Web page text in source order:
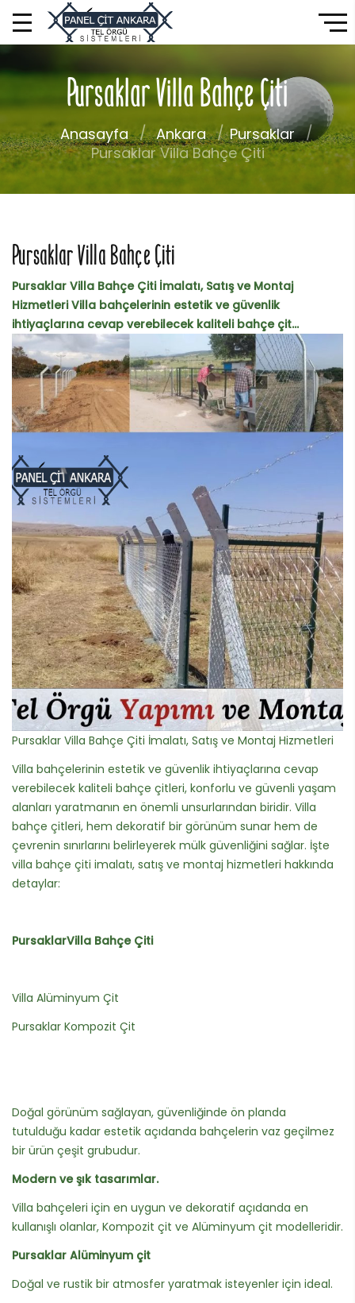
Pursaklar Villa Bahçe Çiti
Anasayfa Ankara
Pursaklar
Pursaklar Villa Bahçe Çiti
Pursaklar Villa Bahçe Çiti
Pursaklar Villa Bahçe Çiti İmalatı, Satış ve Montaj
Hizmetleri Villa bahçelerinin estetik ve güvenlik
ihtiyaçlarına cevap verebilecek kaliteli bahçe çit...
Pursaklar Villa Bahçe Çiti İmalatı, Satış ve Montaj Hizmetleri
Villa bahçelerinin estetik ve güvenlik ihtiyaçlarına cevap
verebilecek kaliteli bahçe çitleri, konforlu ve güvenli yaşam
alanları yaratmanın en önemli unsurlarından biridir. Villa
bahçe çitleri, hem dekoratif bir görünüm sunar hem de
çevrenin sınırlarını belirleyerek mülk güvenliğini sağlar. İşte
villa bahçe çiti imalatı, satış ve montaj hizmetleri hakkında
detaylar:
PursaklarVilla Bahçe Çiti
Villa Alüminyum Çit
Pursaklar Kompozit Çit
Doğal görünüm sağlayan, güvenliğinde ön planda
tutulduğu kadar estetik açıdanda bahçelerin vaz geçilmez
bir ürün çeşit grubudur.
Modern ve şık tasarımlar.
Villa bahçeleri için en uygun ve dekoratif açıdanda en
kullanışlı olanlar, Kompozit çit ve Alüminyum çit modelleridir.
Pursaklar Alüminyum çit
Doğal ve rustik bir atmosfer yaratmak isteyenler için ideal.